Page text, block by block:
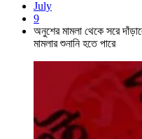
July
9
অনুশের মামলা থেকে সরে
মামলার শুনানি হতে পারে